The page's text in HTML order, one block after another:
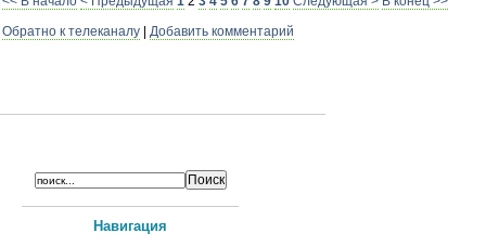
Обратно к телеканалу
Добавить комментарий
Навигация